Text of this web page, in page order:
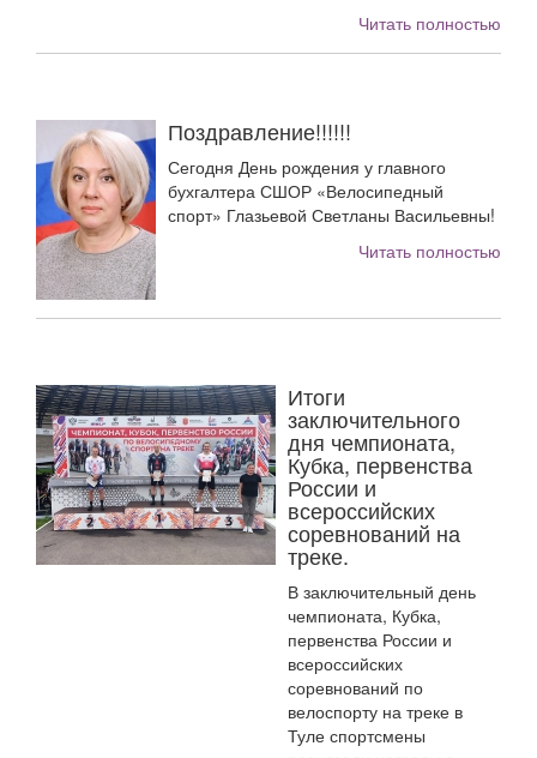
Читать полностью
Поздравление!!!!!!
Сегодня День рождения у главного
бухгалтера СШОР «Велосипедный
спорт» Глазьевой Светланы Васильевны!
Читать полностью
Итоги
заключительного
дня чемпионата,
Кубка, первенства
России и
всероссийских
соревнований на
треке.
В заключительный день
чемпионата, Кубка,
первенства России и
всероссийских
соревнований по
велоспорту на треке в
Туле спортсмены